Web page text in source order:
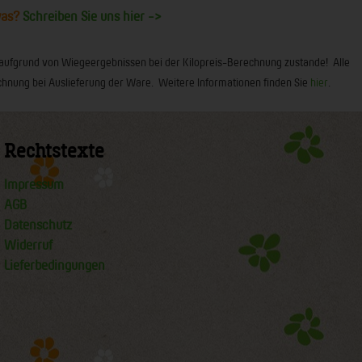
Schreiben Sie uns hier ->
von Wiegeergebnissen bei der Kilopreis-Berechnung zustande! Alle
bei Auslieferung der Ware. Weitere Informationen finden Sie hier
Rechtstexte
Impressum
AGB
Datenschutz
Widerruf
Lieferbedingungen